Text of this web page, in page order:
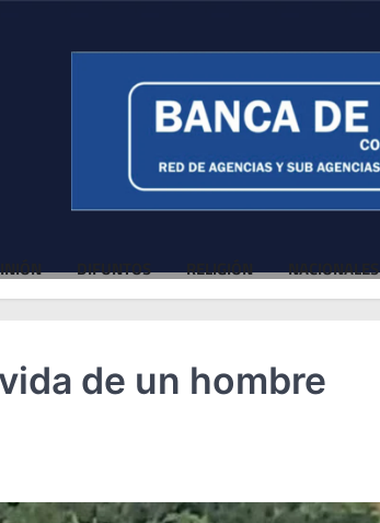
DIFUNTOS RELIGIÓN NACIONALES
de un hombre